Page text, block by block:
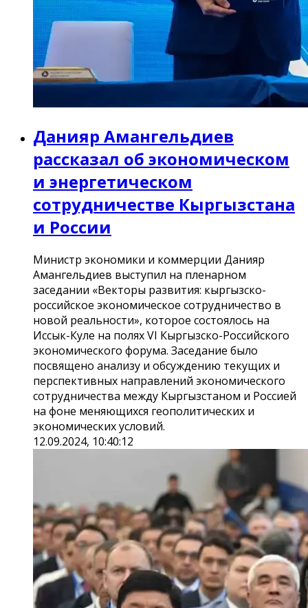
Данияр Амангельдиев
рассказал об экономическом
и энергетическом
сотрудничестве Кыргызстана
и России
Министр экономики и коммерции Данияр
Амангельдиев выступил на пленарном
заседании «Векторы развития: кыргызско-
российское экономическое сотрудничество в
новой реальности», которое состоялось на
Иссык-Куле на полях VI Кыргызско-Российского
экономического форума. Заседание было
посвящено анализу и обсуждению текущих и
перспективных направлений экономического
сотрудничества между Кыргызстаном и Россией
на фоне меняющихся геополитических и
экономических условий.
12.09.2024, 10:40:12